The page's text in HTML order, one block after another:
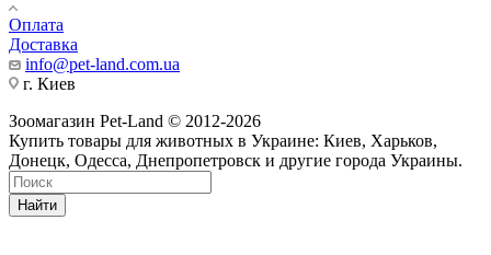
Оплата
Доставка
info@pet-land.com.ua
г. Киев
Зоомагазин Pet-Land © 2012-2026
Купить товары для животных в Украине: Киев, Харьков,
Донецк, Одесса, Днепропетровск и другие города Украины.
Найти